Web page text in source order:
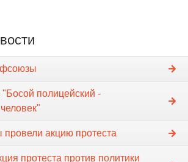
"Босой полицейский -
акцию протеста
протеста против политики